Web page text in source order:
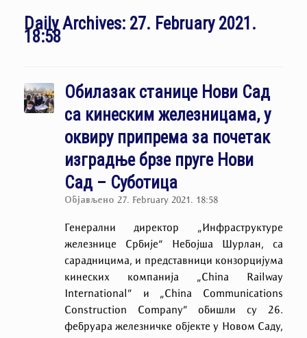
Daily Archives: 27. February 2021.
18:58
Обилазак станице Нови Сад
са кинеским железницама, у
оквиру припрема за почетак
изградње брзе пруге Нови
Сад – Суботица
Објављено 27. February 2021. 18:58
Генерални директор „Инфраструктуре
железнице Србије“ Небојша Шурлан, са
сарадницима, и представници конзорцијумa
кинеских компанија „China Railway
International” и „China Communications
Construction Company” обишли су 26.
фебруара железничке објекте у Новом Саду,